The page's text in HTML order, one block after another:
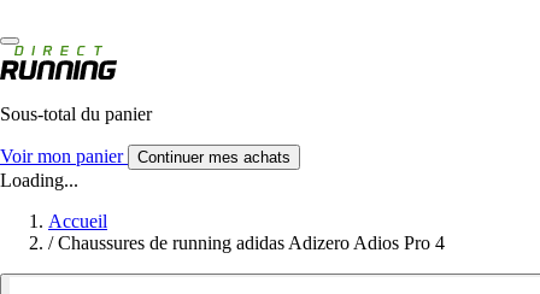
Sous-total du panier
Voir mon panier Continuer mes achats
Loading...
Accueil
/ Chaussures de running adidas Adizero Adios Pro 4